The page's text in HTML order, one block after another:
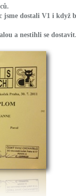
jsme dostali V1 i když
a nestihli se